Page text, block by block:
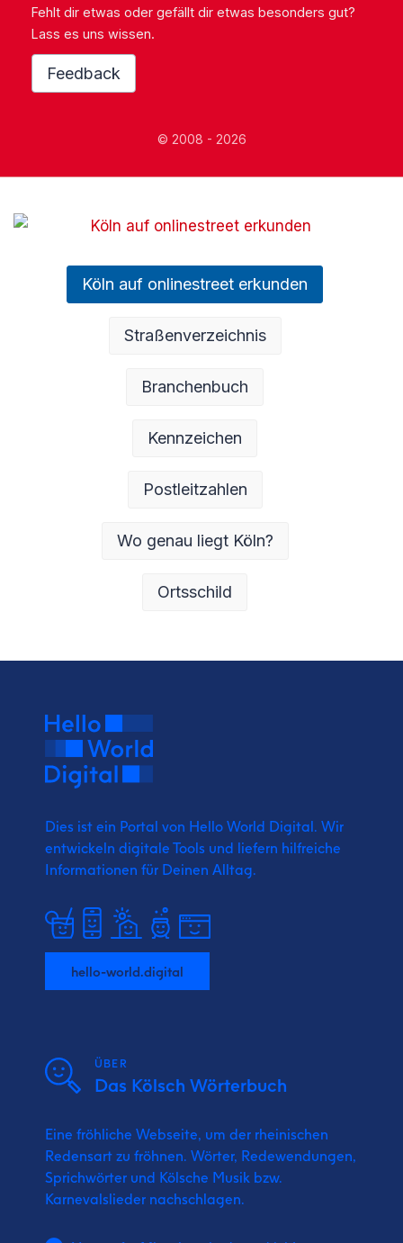
Fehlt dir etwas oder gefällt dir etwas besonders gut?
Lass es uns wissen.
Feedback
© 2008 - 2026
Köln auf onlinestreet erkunden
Straßenverzeichnis
Branchenbuch
Kennzeichen
Postleitzahlen
Wo genau liegt Köln?
Ortsschild
Dies ist ein Portal von Hello World Digital. Wir
entwickeln digitale Tools und liefern hilfreiche
Informationen für Deinen Alltag.
hello-world.digital
ÜBER
Das Kölsch Wörterbuch
Eine fröhliche Webseite, um der rheinischen
Redensart zu fröhnen. Wörter, Redewendungen,
Sprichwörter und Kölsche Musik bzw.
Karnevalslieder nachschlagen.